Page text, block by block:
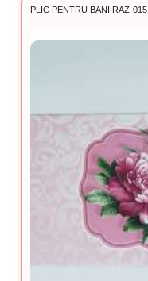
PLIC PENTRU BANI RAZ-015